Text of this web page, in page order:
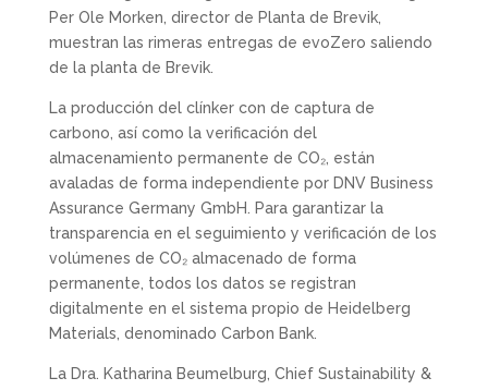
Per Ole Morken, director de Planta de Brevik,
muestran las rimeras entregas de evoZero saliendo
de la planta de Brevik.
La producción del clínker con de captura de
carbono, así como la verificación del
almacenamiento permanente de CO₂, están
avaladas de forma independiente por DNV Business
Assurance Germany GmbH. Para garantizar la
transparencia en el seguimiento y verificación de los
volúmenes de CO₂ almacenado de forma
permanente, todos los datos se registran
digitalmente en el sistema propio de Heidelberg
Materials, denominado Carbon Bank.
La Dra. Katharina Beumelburg, Chief Sustainability &